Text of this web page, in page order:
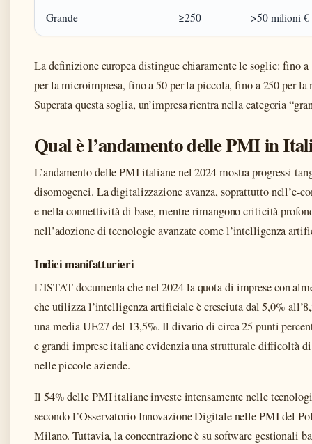
Grande ≥250 >50 milioni €
La definizione europea distingue chiaramente le soglie: fino a
per la microimpresa, fino a 50 per la piccola, fino a 250 per la
Superata questa soglia, un’impresa rientra nella categoria
Qual è l’andamento delle PMI in
L’andamento delle PMI italiane nel 2024 mostra progressi
disomogenei. La digitalizzazione avanza, soprattutto nell’e-
e nella connettività di base, mentre rimangono criticità
nell’adozione di tecnologie avanzate come l’intelligenza
Indici manifatturieri
L’ISTAT documenta che nel 2024 la quota di imprese con
che utilizza l’intelligenza artificiale è cresciuta dal 5,0%
una media UE27 del 13,5%. Il divario di circa 25 punti
e grandi imprese italiane evidenzia una strutturale difficoltà
nelle piccole aziende.
Il 54% delle PMI italiane investe intensamente nelle
secondo l’Osservatorio Innovazione Digitale nelle PMI del
Milano. Tuttavia, la concentrazione è su software gestionali